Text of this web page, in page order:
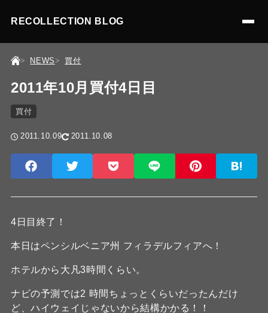
RECOLLECTION BLOG
NEWS 買付
2011年10月買付4日目
買付
2011.10.09 2011.10.08
4日目終了！
本日はペンシルベニア州 フィラデルフィアへ！
ホテルから大凡3時間くらい。
ナビの予測では2 時間ちょっとくらいだったんだけ
ど、ハイウェイじゃないから結構かかる！！